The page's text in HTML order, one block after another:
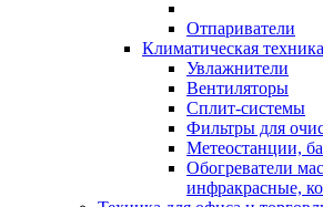
Отпариватели
Климатическая техника
Увлажнители
Вентиляторы
Сплит-системы
Фильтры для
Метеостанции,
Обогреватели
инфракрасные,